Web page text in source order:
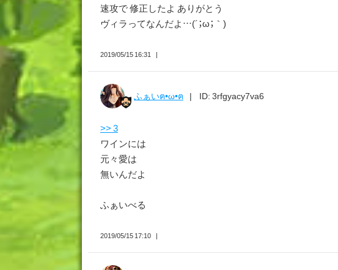
速攻で 修正したよ ありがとう
ヴィラってなんだよ…(´；ω；｀)
2019/05/15 16:31
ふぁいฅ•ω•ฅ ID: 3rfgyacy7va6
>> 3
ワインには
元々愛は
無いんだよ
ふぁいべる
2019/05/15 17:10